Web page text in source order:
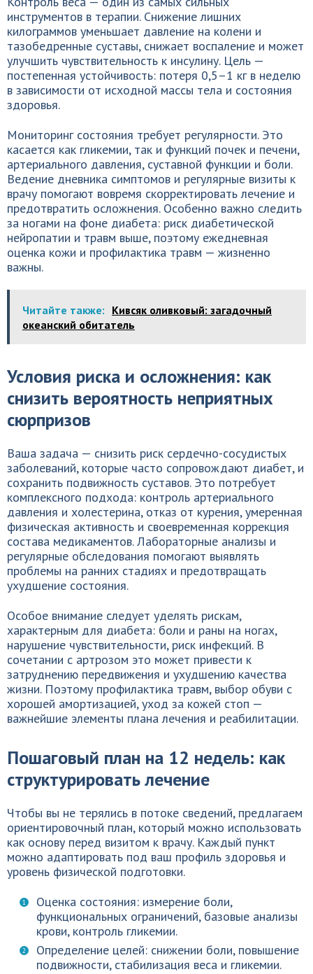
инструментов в терапии. Снижение лишних
килограммов уменьшает давление на колени и
тазобедренные суставы, снижает воспаление и может
улучшить чувствительность к инсулину. Цель —
постепенная устойчивость: потеря 0,5–1 кг в неделю
в зависимости от исходной массы тела и состояния
здоровья.
Мониторинг состояния требует регулярности. Это
касается как гликемии, так и функций почек и печени,
артериального давления, суставной функции и боли.
Ведение дневника симптомов и регулярные визиты к
врачу помогают вовремя скорректировать лечение и
предотвратить осложнения. Особенно важно следить
за ногами на фоне диабета: риск диабетической
нейропатии и травм выше, поэтому ежедневная
оценка кожи и профилактика травм — жизненно
важны.
Читайте также: Кивсяк оливковый: загадочный
океанский обитатель
Условия риска и осложнения: как
снизить вероятность неприятных
сюрпризов
Ваша задача — снизить риск сердечно-сосудистых
заболеваний, которые часто сопровождают диабет, и
сохранить подвижность суставов. Это потребует
комплексного подхода: контроль артериального
давления и холестерина, отказ от курения, умеренная
физическая активность и своевременная коррекция
состава медикаментов. Лабораторные анализы и
регулярные обследования помогают выявлять
проблемы на ранних стадиях и предотвращать
ухудшение состояния.
Особое внимание следует уделять рискам,
характерным для диабета: боли и раны на ногах,
нарушение чувствительности, риск инфекций. В
сочетании с артрозом это может привести к
затруднению передвижения и ухудшению качества
жизни. Поэтому профилактика травм, выбор обуви с
хорошей амортизацией, уход за кожей стоп —
важнейшие элементы плана лечения и реабилитации.
Пошаговый план на 12 недель: как
структурировать лечение
Чтобы вы не терялись в потоке сведений, предлагаем
ориентировочный план, который можно использовать
как основу перед визитом к врачу. Каждый пункт
можно адаптировать под ваш профиль здоровья и
уровень физической подготовки.
Оценка состояния: измерение боли,
функциональных ограничений, базовые анализы
крови, контроль гликемии.
Определение целей: снижении боли, повышение
подвижности, стабилизация веса и гликемии.